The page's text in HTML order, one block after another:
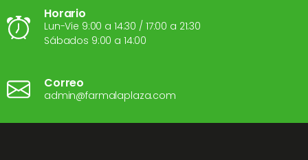
Horario
Lun-Vie 9:00 a 14:30 / 17:00 a 21:30
Sábados 9:00 a 14:00
Correo
admin@farmalaplaza.com